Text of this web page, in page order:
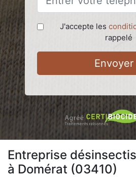
J'accepte les
rappelé
Envoyer
Entreprise
à Domérat (03410)